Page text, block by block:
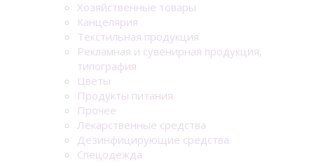
Хозяйственные товары
Канцелярия
Текстильная продукция
Рекламная и сувенирная продукция,
типография
Цветы
Продукты питания
Прочее
Лекарственные средства
Дезинфицирующие средства
Спецодежда